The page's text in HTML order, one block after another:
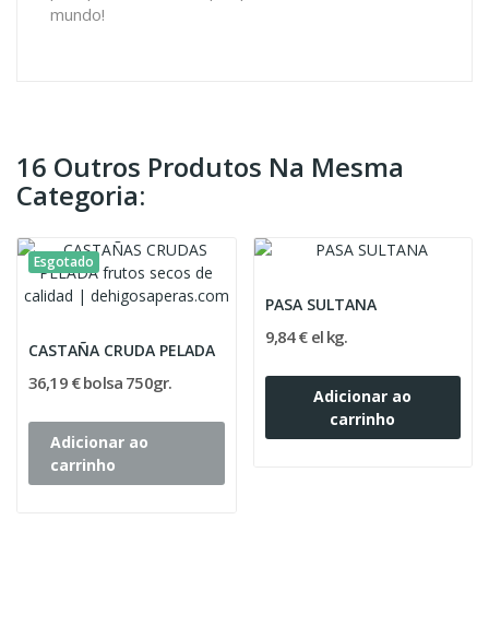
mundo!
16 Outros Produtos Na Mesma
Categoria:
Esgotado
CASTAÑA CRUDA PELADA
36,19 € bolsa 750gr.
Adicionar ao
carrinho
PASA SULTANA
9,84 € el kg.
Adicionar ao
carrinho